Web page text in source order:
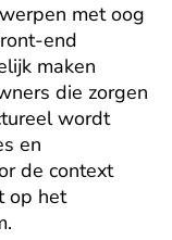
met oog
end
maken
die zorgen
wordt
en
de context
op het